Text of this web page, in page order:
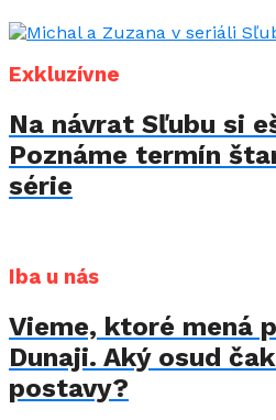
Exkluzívne
Na návrat Sľubu si
Poznáme termín
série
Iba u nás
Vieme, ktoré mená
Dunaji. Aký osud
postavy?